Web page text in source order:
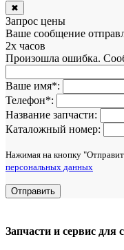
✖
Запрос цены
Ваше сообщение
2х часов
Произошла ошибка.
Ваше имя*:
Телефон*:
Название запчасти:
Каталожный номер:
Нажимая на кнопку
персональных данных
Отправить
Запчасти и сервис для